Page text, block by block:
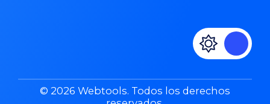
© 2026 Webtools. Todos los derechos